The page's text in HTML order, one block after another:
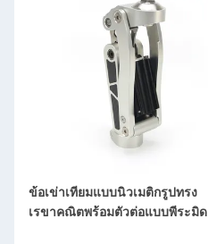
ข้อเข่าเทียมแบบนิวเมติกรูปทรง
เรขาคณิตพร้อมตัวต่อแบบพีระมิด